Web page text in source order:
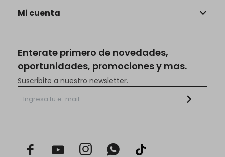
Enterate primero de novedades,
oportunidades, promociones y mas.
Suscribite a nuestro newsletter.
  
Mi cuenta